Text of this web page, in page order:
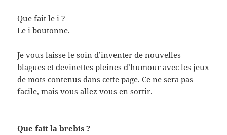
Que fait le i ?
Le i boutonne.
Je vous laisse le soin d’inventer de nouvelles
blagues et devinettes pleines d’humour avec les jeux
de mots contenus dans cette page. Ce ne sera pas
facile, mais vous allez vous en sortir.
Que fait la brebis ?